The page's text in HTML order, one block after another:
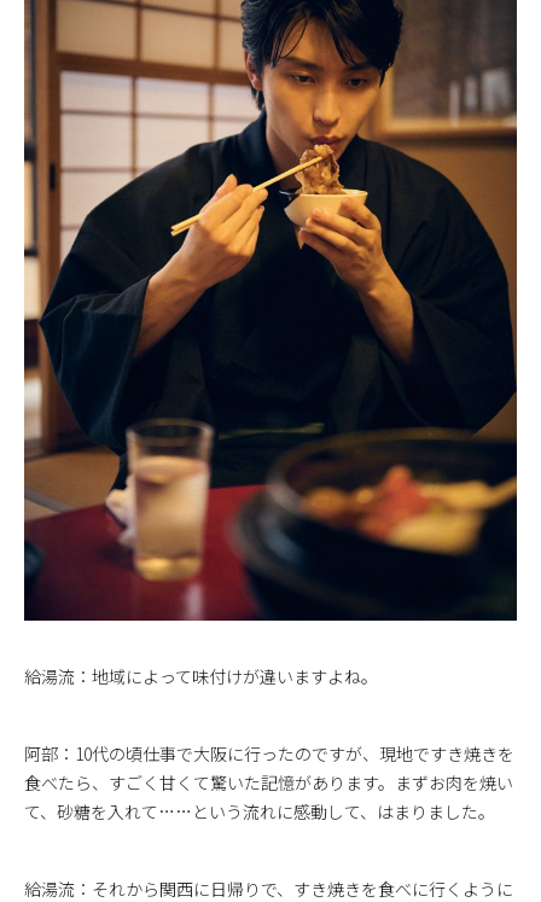
給湯流：地域によって味付けが違いますよね。
阿部：10代の頃仕事で大阪に行ったのですが、現地ですき焼きを
食べたら、すごく甘くて驚いた記憶があります。まずお肉を焼い
て、砂糖を入れて……という流れに感動して、はまりました。
給湯流：それから関西に日帰りで、すき焼きを食べに行くように